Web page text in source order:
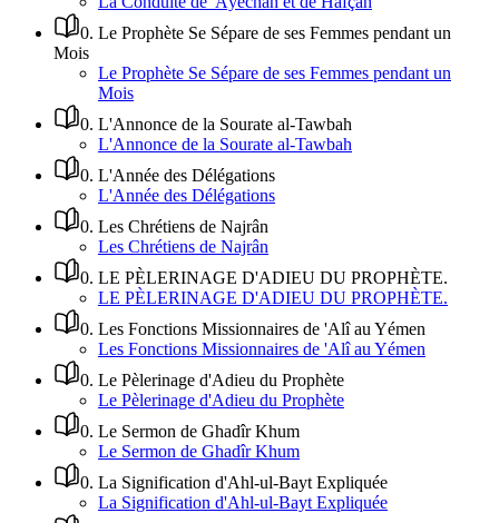
0. Le Prophète Se Sépare de ses Femmes pendant un
Mois
Le Prophète Se Sépare de ses Femmes pendant un
Mois
0. L'Annonce de la Sourate al-Tawbah
L'Annonce de la Sourate al-Tawbah
0. L'Année des Délégations
L'Année des Délégations
0. Les Chrétiens de Najrân
Les Chrétiens de Najrân
0. LE PÈLERINAGE D'ADIEU DU PROPHÈTE.
LE PÈLERINAGE D'ADIEU DU PROPHÈTE.
0. Les Fonctions Missionnaires de 'Alî au Yémen
Les Fonctions Missionnaires de 'Alî au Yémen
0. Le Pèlerinage d'Adieu du Prophète
Le Pèlerinage d'Adieu du Prophète
0. Le Sermon de Ghadîr Khum
Le Sermon de Ghadîr Khum
0. La Signification d'Ahl-ul-Bayt Expliquée
La Signification d'Ahl-ul-Bayt Expliquée